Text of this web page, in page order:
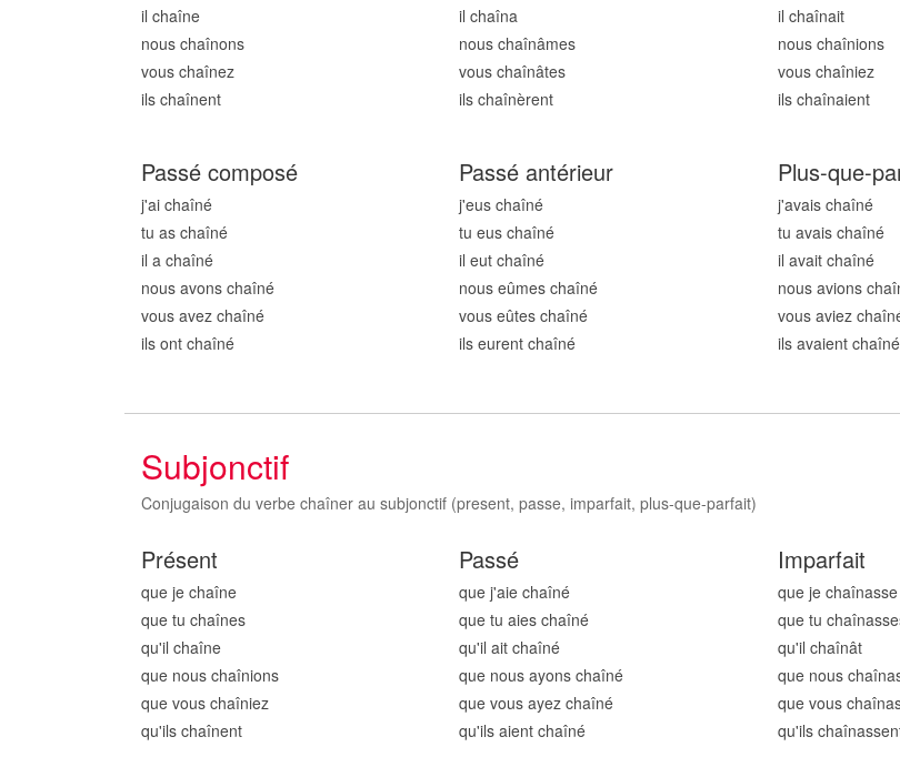
il chaîne
nous chaînons
vous chaînez
ils chaînent
il chaîna
nous chaînâmes
vous chaînâtes
ils chaînèrent
il chaînait
nous chaînions
vous chaîniez
ils chaînaient
Passé composé
j'ai chaîné
tu as chaîné
il a chaîné
nous avons chaîné
vous avez chaîné
ils ont chaîné
Passé antérieur
j'eus chaîné
tu eus chaîné
il eut chaîné
nous eûmes chaîné
vous eûtes chaîné
ils eurent chaîné
Plus-que-
j'avais chaîné
tu avais chaîné
il avait chaîné
nous avions
vous aviez chaîn
ils avaient chaîné
Subjonctif
Conjugaison du verbe chaîner au subjonctif (present, passe, imparfait, plus-que-parfait)
Présent
que je chaîne
que tu chaînes
qu'il chaîne
que nous chaînions
que vous chaîniez
qu'ils chaînent
Passé
que j'aie chaîné
que tu aies chaîné
qu'il ait chaîné
que nous ayons chaîné
que vous ayez chaîné
qu'ils aient chaîné
Imparfait
que je chaînasse
que tu chaîn
qu'il chaînât
que nous chaîn
que vous chaîn
qu'ils chaîn